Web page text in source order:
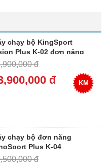
chạy bộ KingSport
Plus K-02 đơn năng
đ
đ KM
chạy bộ đơn năng
Plus K-04
đ